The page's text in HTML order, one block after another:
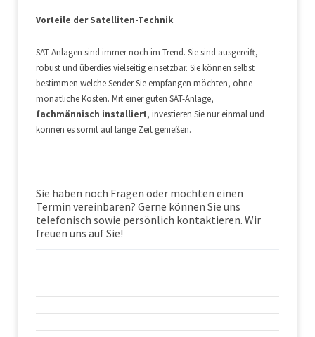
Vorteile der Satelliten-Technik
SAT-Anlagen sind immer noch im Trend. Sie sind ausgereift,
robust und überdies vielseitig einsetzbar. Sie können selbst
bestimmen welche Sender Sie empfangen möchten, ohne
monatliche Kosten. Mit einer guten SAT-Anlage,
fachmännisch installiert, investieren Sie nur einmal und
können es somit auf lange Zeit genießen.
Sie haben noch Fragen oder möchten einen
Termin vereinbaren? Gerne können Sie uns
telefonisch sowie persönlich kontaktieren. Wir
freuen uns auf Sie!